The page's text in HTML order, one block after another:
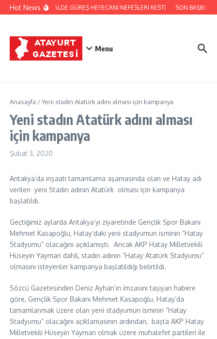
İçeriğe atla
Hot NewsFESTİVALDE GÜREŞ HEYECANI NEFESLERİ KESTİ SON
Menu
Anasayfa /Yeni stadın Atatürk adını alması için kampanya
Yeni stadın Atatürk adını alması
için kampanya
Şubat 3, 2020
Antakya’da inşaatı tamamlama aşamasında olan ve Hatay adı
verilen yeni Stadın adının Atatürk olması için kampanya
başlatıldı.
Geçtiğimiz aylarda Antakya’yı ziyaretinde Gençlik Spor Bakanı
Mehmet Kasapoğlu, Hatay’daki yeni stadyumun isminin ”Hatay
Stadyumu” olacağını açıklamıştı. Ancak AKP Hatay Milletvekili
Hüseyin Yayman dahil, stadın adının ”Hatay Atatürk Stadyumu”
olmasını isteyenler kampanya başlatıldığı belirtildi.
Sözcü Gazetesinden Deniz Ayhan’ın imzasını taşıyan habere
göre, Gençlik Spor Bakanı Mehmet Kasapoğlu, Hatay’da
tamamlanmak üzere olan yeni stadyumun isminin ”Hatay
Stadyumu” olacağını açıklamasının ardından, başta AKP Hatay
Milletvekili Hüseyin Yayman olmak üzere muhalefet partileri ile